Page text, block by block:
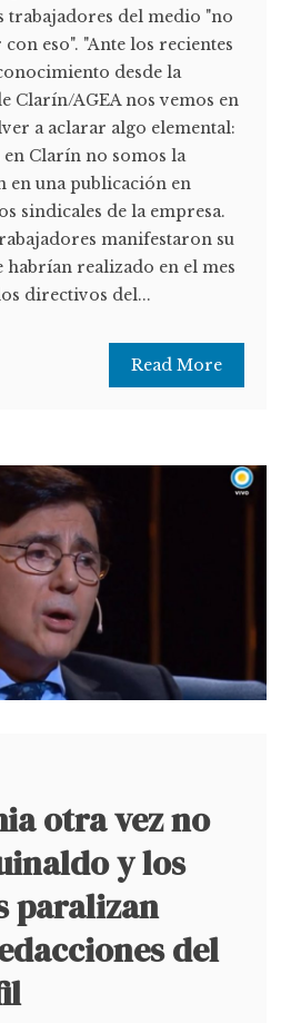
trabajadores del medio "no
eso". "Ante los recientes
desde la
Clarín/AGEA nos vemos en
a aclarar algo elemental:
en Clarín no somos la
en una publicación en
sindicales de la empresa.
manifestaron su
habrían realizado en el mes
directivos del...
Read More
otra vez no
y los
paralizan
del